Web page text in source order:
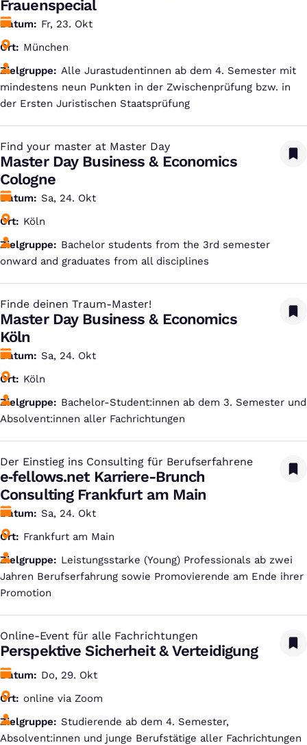
Frauenspecial
Datum
Fr, 23. Okt
Ort
München
Zielgruppe
Alle Jurastudentinnen ab dem 4. Semester mit
mindestens neun Punkten in der Zwischenprüfung bzw. in
der Ersten Juristischen Staatsprüfung
Find your master at Master Day
:
Master Day Business & Economics
Cologne
Datum
Sa, 24. Okt
Ort
Köln
Zielgruppe
Bachelor students from the 3rd semester
onward and graduates from all disciplines
Finde deinen Traum-Master!
:
Master Day Business & Economics
Köln
Datum
Sa, 24. Okt
Ort
Köln
Zielgruppe
Bachelor-Student:innen ab dem 3. Semester und
Absolvent:innen aller Fachrichtungen
Der Einstieg ins Consulting für Berufserfahrene
:
e‑fellows.net Karriere-Brunch
Consulting Frankfurt am Main
Datum
Sa, 24. Okt
Ort
Frankfurt am Main
Zielgruppe
Leistungsstarke (Young) Professionals ab zwei
Jahren Berufserfahrung sowie Promovierende am Ende ihrer
Promotion
Online-Event für alle Fachrichtungen
:
Perspektive Sicherheit & Verteidigung
Datum
Do, 29. Okt
Ort
online via Zoom
Zielgruppe
Studierende ab dem 4. Semester,
Absolvent:innen und junge Berufstätige aller Fachrichtungen